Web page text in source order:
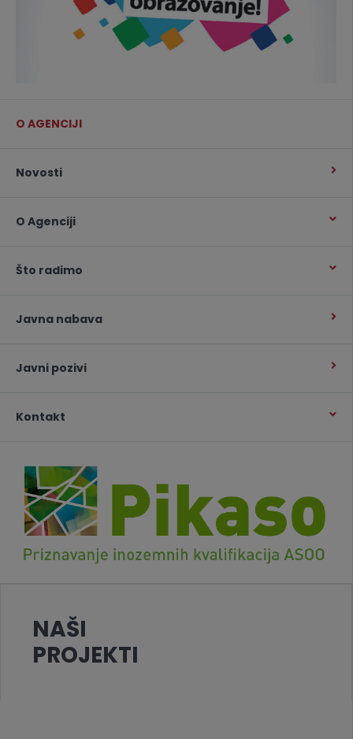
O AGENCIJI
Novosti
O Agenciji
Što radimo
Javna nabava
Javni pozivi
Kontakt
NAŠI
PROJEKTI